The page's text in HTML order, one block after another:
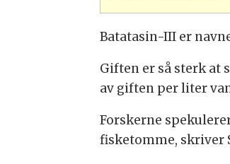
Batatasin-III er
Giften er så sterk at
av giften per liter
Forskerne
fisketomme, skriver